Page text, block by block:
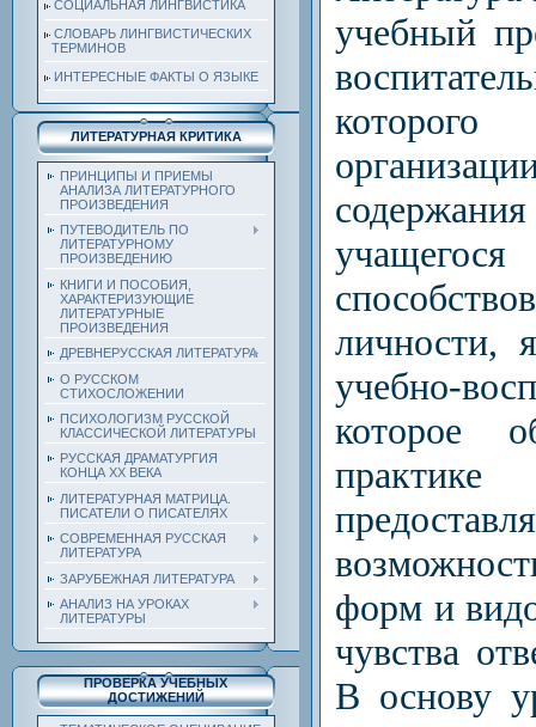
СОЦИАЛЬНАЯ ЛИНГВИСТИКА
СЛОВАРЬ ЛИНГВИСТИЧЕСКИХ
ТЕРМИНОВ
ИНТЕРЕСНЫЕ ФАКТЫ О ЯЗЫКЕ
ЛИТЕРАТУРНАЯ КРИТИКА
ПРИНЦИПЫ И ПРИЕМЫ
АНАЛИЗА ЛИТЕРАТУРНОГО
ПРОИЗВЕДЕНИЯ
ПУТЕВОДИТЕЛЬ ПО
ЛИТЕРАТУРНОМУ
ПРОИЗВЕДЕНИЮ
КНИГИ И ПОСОБИЯ,
ХАРАКТЕРИЗУЮЩИЕ
ЛИТЕРАТУРНЫЕ
ПРОИЗВЕДЕНИЯ
ДРЕВНЕРУССКАЯ ЛИТЕРАТУРА
О РУССКОМ
СТИХОСЛОЖЕНИИ
ПСИХОЛОГИЗМ РУССКОЙ
КЛАССИЧЕСКОЙ ЛИТЕРАТУРЫ
РУССКАЯ ДРАМАТУРГИЯ
КОНЦА ХХ ВЕКА
ЛИТЕРАТУРНАЯ МАТРИЦА.
ПИСАТЕЛИ О ПИСАТЕЛЯХ
СОВРЕМЕННАЯ РУССКАЯ
ЛИТЕРАТУРА
ЗАРУБЕЖНАЯ ЛИТЕРАТУРА
АНАЛИЗ НА УРОКАХ
ЛИТЕРАТУРЫ
ПРОВЕРКА УЧЕБНЫХ
ДОСТИЖЕНИЙ
учебный
личности,
учебно-
которое
форм и
чувства
В основу